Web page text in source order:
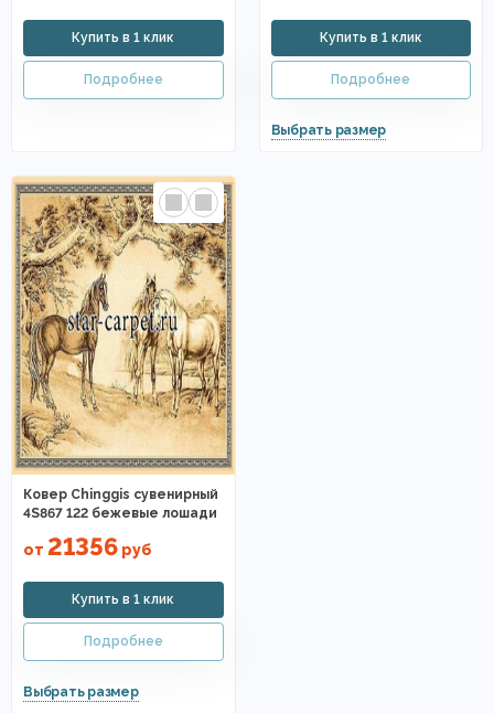
Ковер Chinggis сувенирный
4S867 122 бежевые лошади
от 21356 руб